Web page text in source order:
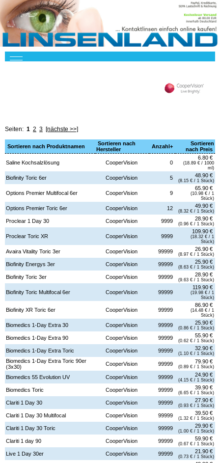
Seiten: 1 2 3 [nächste >>]
Sortieren nach Produktnamen
Sortieren nach
Hersteller
Anzahl+
Sortieren
nach Preis
Saline Kochsalzlösung CooperVision 0
6.80 €
(18.89 € / 1000
ml)
Biofinity Toric 6er CooperVision 5 48.90 €
(8.15 € / 1 Stück)
Options Premier Multifocal 6er CooperVision 9
65.90 €
(10.98 € / 1
Stück)
Options Premier Toric 6er CooperVision 12 49.90 €
(8.32 € / 1 Stück)
Proclear 1 Day 30 CooperVision 9999 28.90 €
(0.96 € / 1 Stück)
Proclear Toric XR CooperVision 9999
109.90 €
(18.32 € / 1
Stück)
Avaira Vitality Toric 3er CooperVision 99999 26.90 €
(8.97 € / 1 Stück)
Biofinity Energys 3er CooperVision 99999 25.90 €
(8.63 € / 1 Stück)
Biofinity Toric 3er CooperVision 99999 28.90 €
(9.63 € / 1 Stück)
Biofinity Toric Multifocal 6er CooperVision 99999
119.90 €
(19.98 € / 1
Stück)
Biofinity XR Toric 6er CooperVision 99999
86.90 €
(14.48 € / 1
Stück)
Biomedics 1-Day Extra 30 CooperVision 99999 25.90 €
(0.86 € / 1 Stück)
Biomedics 1-Day Extra 90 CooperVision 99999 55.90 €
(0.62 € / 1 Stück)
Biomedics 1-Day Extra Toric CooperVision 99999 32.90 €
(1.10 € / 1 Stück)
Biomedics 1-Day Extra Toric 90er
(3x30)
CooperVision 99999 79.90 €
(0.89 € / 1 Stück)
Biomedics 55 Evolution UV CooperVision 99999 24.90 €
(4.15 € / 1 Stück)
Biomedics Toric CooperVision 99999 39.90 €
(6.65 € / 1 Stück)
Clariti 1 Day 30 CooperVision 99999 27.90 €
(0.93 € / 1 Stück)
Clariti 1 Day 30 Multifocal CooperVision 99999 39.50 €
(1.32 € / 1 Stück)
Clariti 1 Day 30 Toric CooperVision 99999 29.90 €
(1.00 € / 1 Stück)
Clariti 1 day 90 CooperVision 99999 59.90 €
(0.67 € / 1 Stück)
Live 1 Day 30er CooperVision 99999 21.90 €
(0.73 € / 1 Stück)